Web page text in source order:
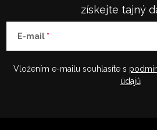
získejte tajný
E-mail
Vložením e-mailu souhlasíte s
údajů